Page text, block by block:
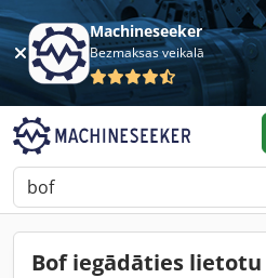
Machineseeker
Bezmaksas veikalā
Bof iegādāties lietotu